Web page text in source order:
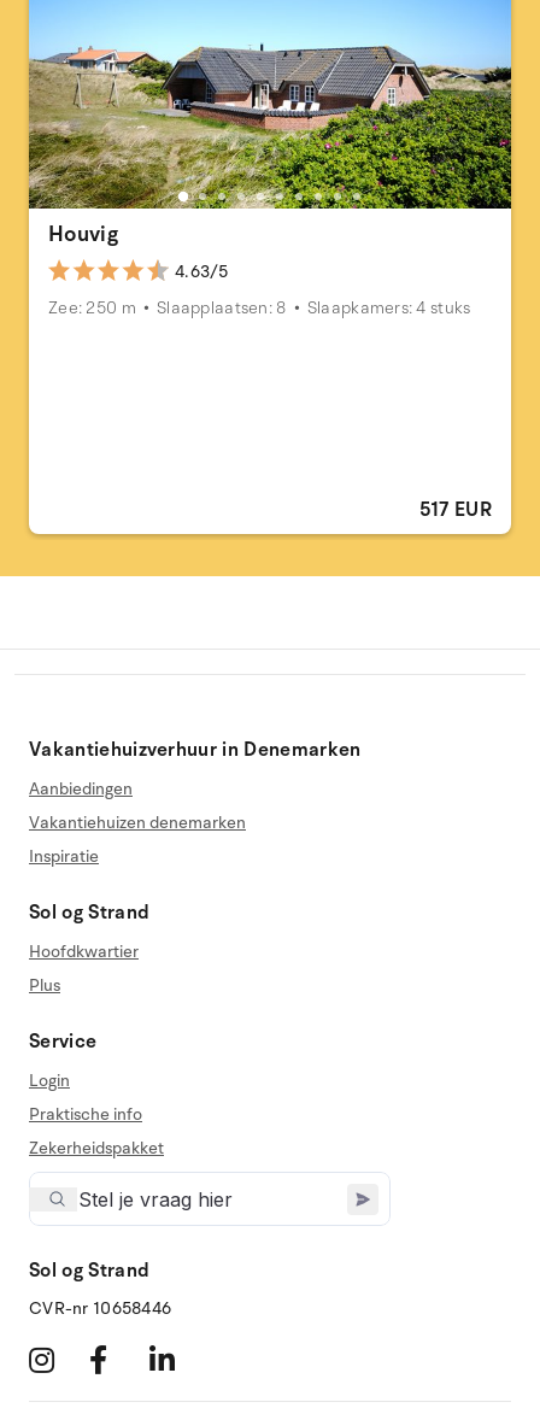
Houvig
4.63/5
Zee: 250 m
Slaapplaatsen: 8 Slaapkamers: 4 stuks
517 EUR
Vakantiehuizverhuur in Denemarken
Aanbiedingen
Vakantiehuizen denemarken
Inspiratie
Sol og Strand
Hoofdkwartier
Plus
Service
Login
Praktische info
Zekerheidspakket
Sol og Strand
CVR-nr 10658446